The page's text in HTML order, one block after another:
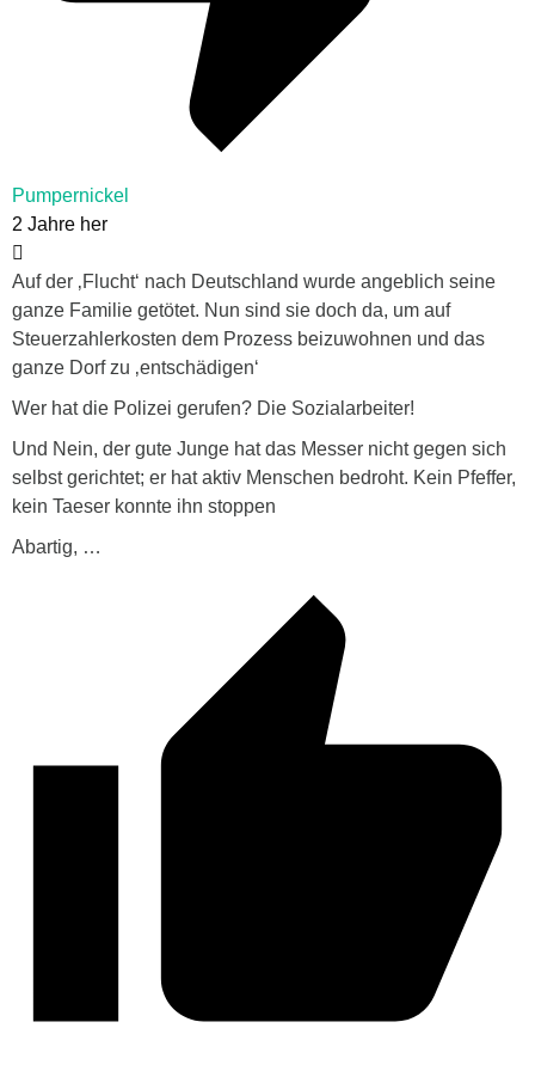
Pumpernickel
2 Jahre her
Auf der ‚Flucht‘ nach Deutschland wurde angeblich seine
ganze Familie getötet. Nun sind sie doch da, um auf
Steuerzahlerkosten dem Prozess beizuwohnen und das
ganze Dorf zu ‚entschädigen‘
Wer hat die Polizei gerufen? Die Sozialarbeiter!
Und Nein, der gute Junge hat das Messer nicht gegen sich
selbst gerichtet; er hat aktiv Menschen bedroht. Kein Pfeffer,
kein Taeser konnte ihn stoppen
Abartig, …